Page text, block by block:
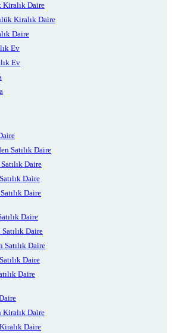
Kiralık Daire
Kiralık Daire
Daire
Ev
Ev
Satılık Daire
Daire
Daire
Daire
Daire
Daire
Satılık Daire
Daire
Daire
Kiralık Daire
Daire